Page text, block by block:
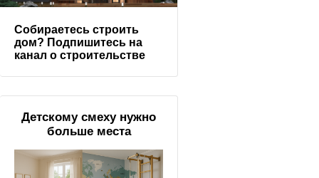
Собираетесь строить
дом? Подпишитесь на
канал о строительстве
Детскому смеху нужно
больше места